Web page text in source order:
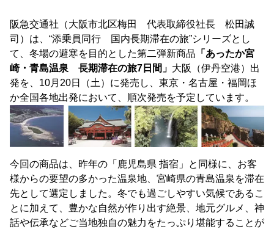
阪急交通社（大阪市北区梅田 代表取締役社長 松田誠
司）は、“添乗員同行 国内長期滞在の旅”シリーズとし
て、冬場の避寒を目的とした第二弾新商品 「あったか宮
崎・青島温泉 長期滞在の旅7日間」 大阪（伊丹空港）出
発を、10月20日（土）に発売し、東京・名古屋・福岡ほ
か全国各地出発において、順次発売を予定しています。
今回の商品は、昨年の「鹿児島県 指宿」と同様に、お客
様からの要望の多かった温泉地、宮崎県の青島温泉を滞在
先として選定しました。冬でも過ごしやすい気候であるこ
とに加えて、豊かな自然が作り出す絶景、地元グルメ、神
話や伝承などご当地独自の魅力をたっぷり堪能することが